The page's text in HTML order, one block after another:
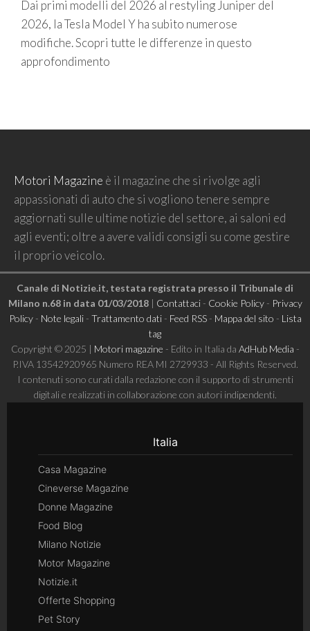
Dai primi modelli del 2026 al restyling Juniper del
2026, la Tesla Model Y ha subito numerose
modifiche. Scopri tutte le differenze in questo
approfondimento
Motori Magazine è il magazine che si rivolge agli
appassionati di auto che si vogliono tenere sempre
aggiornati sulle ultime notizie del settore, ai saloni ed
agli eventi; oltre a avere validi consigli su come gestire
il proprio veicolo.
Canale di Notizie.it, testata registrata presso il Tribunale di
Milano n.68 in data 01/03/2018| Contattaci- Cookie Policy- Privacy
Policy- Note legali- Trattamento dati- Feed RSS- Mappa del sito - Lista
tag
Copyright © 2025 | Motori magazine - Edito in Italia da AdHub Media -
P.IVA 13542920965 Numero REA MI 2729933 - All Rights Reserved.
I contenuti sono curati dalla redazione con il supporto di strumenti
digitali e realizzati in collaborazione con autori indipendenti.
Italia
Casa Magazine
Cineverse Magazine
Donne Magazine
Food Blog
Milano Notizie
Motor Magazine
Notizie.it
Offerte Shopping
Pet Story